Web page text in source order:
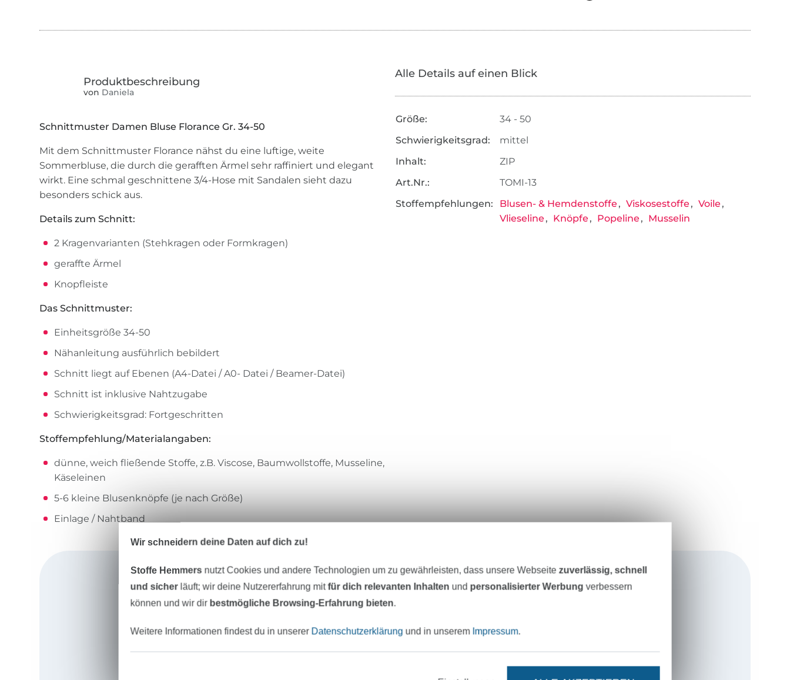
von Daniela
Schnittmuster Damen Bluse Florance Gr. 34-50
Mit dem Schnittmuster Florance nähst du eine luftige, weite
Sommerbluse, die durch die gerafften Ärmel sehr raffiniert und elegant
wirkt. Eine schmal geschnittene 3/4-Hose mit Sandalen sieht dazu
besonders schick aus.
Details zum Schnitt:
2 Kragenvarianten (Stehkragen oder Formkragen)
geraffte Ärmel
Knopfleiste
Das Schnittmuster:
Einheitsgröße 34-50
Nähanleitung ausführlich bebildert
Schnitt liegt auf Ebenen (A4-Datei / A0- Datei / Beamer-Datei)
Schnitt ist inklusive Nahtzugabe
Schwierigkeitsgrad: Fortgeschritten
Stoffempfehlung/Materialangaben:
dünne, weich fließende Stoffe, z.B. Viscose, Baumwollstoffe, Musseline,
Käseleinen
5-6 kleine Blusenknöpfe (je nach Größe)
Einlage / Nahtband
Alle Details auf einen Blick
Größe:
34 - 50
Schwierigkeitsgrad:
mittel
Inhalt:
ZIP
Art.Nr.:
TOMI-13
Stoffempfehlungen:
Blusen- & Hemdenstoffe Viskosestoffe
Voile
Vlieseline
Knöpfe Popeline Musselin
TOSCAminni-Schnittmanufaktur
Herzlich willkommen TOSCAminni!
In unserem Sortiment findest Du eine vielfältige Auswahl
an Schnittmustern, die viele Stilrichtungen abdecken –
von extravagant über sportlich schlicht bis hin zu
Wir schneidern deine Daten auf dich zu!
Stoffe Hemmers nutzt Cookies und andere Technologien um zu gewährleisten, dass unsere Webseitezuverlässig, schnell
und sicherläuft; wir deine Nutzererfahrung mitfür dich relevanten Inhalten und personalisierter Werbung verbessern
können und wir dir bestmögliche Browsing-Erfahrung bieten.
Weitere Informationen findest du in unserer Datenschutzerklärung und in unserem Impressum.